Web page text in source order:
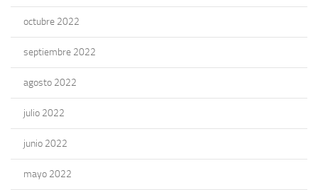
octubre 2022
septiembre 2022
agosto 2022
julio 2022
junio 2022
mayo 2022